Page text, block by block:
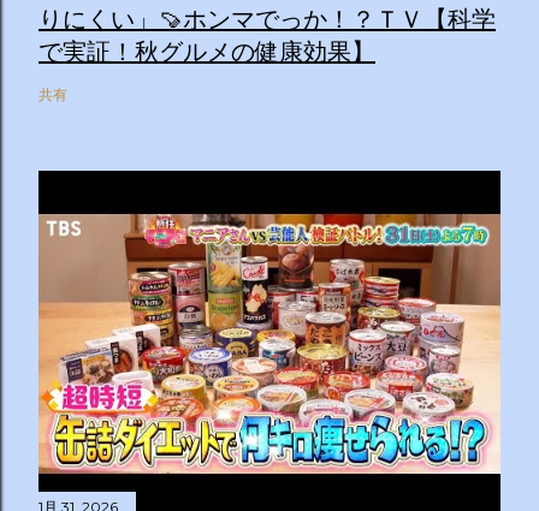
りにくい」🍠ホンマでっか！？ＴＶ【科学
で実証！秋グルメの健康効果】
共有
1月 31, 2026